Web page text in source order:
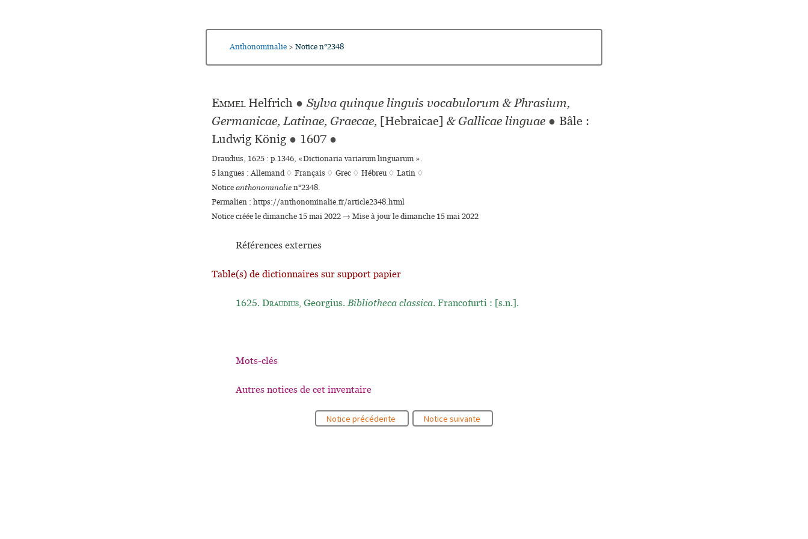
Anthonominalie > Notice n°2348
EmmelHelfrich ● Sylva quinque linguis vocabulorum & Phrasium,
Germanicae, Latinae, Graecae, [Hebraicae] & Gallicae linguae ● Bâle :
Ludwig König ● 1607 ●
Draudius, 1625 : p.1346, «Dictionaria variarum linguarum ».
5 langues :Allemand ♢ Français ♢ Grec ♢ Hébreu ♢ Latin ♢
Noticeanthonominalien°2348.
Permalien : https://anthonominalie.fr/article2348.html
Notice créée le dimanche 15 mai 2022 → Mise à jour le dimanche 15 mai 2022
Références externes
Table(s) de dictionnaires sur support papier
1625. Draudius, Georgius.Bibliotheca classica. Francofurti : [s.n.].
Mots-clés
Autres notices de cet inventaire
Notice précédente Notice suivante